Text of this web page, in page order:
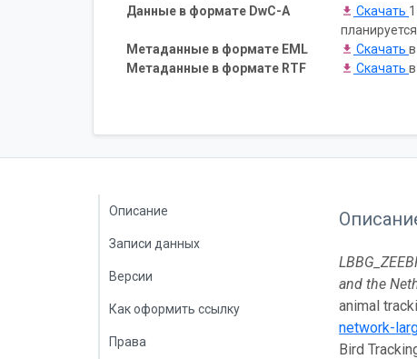
Данные в формате DwC-A
Скачать
планируется
Метаданные в формате EML
Скачать
Метаданные в формате RTF
Скачать
Описание
Записи данных
Версии
Как оформить ссылку
Права
and the
animal
network-
Bird